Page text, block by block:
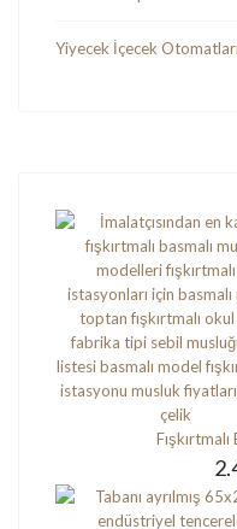
Yiyecek İçecek Otomatları